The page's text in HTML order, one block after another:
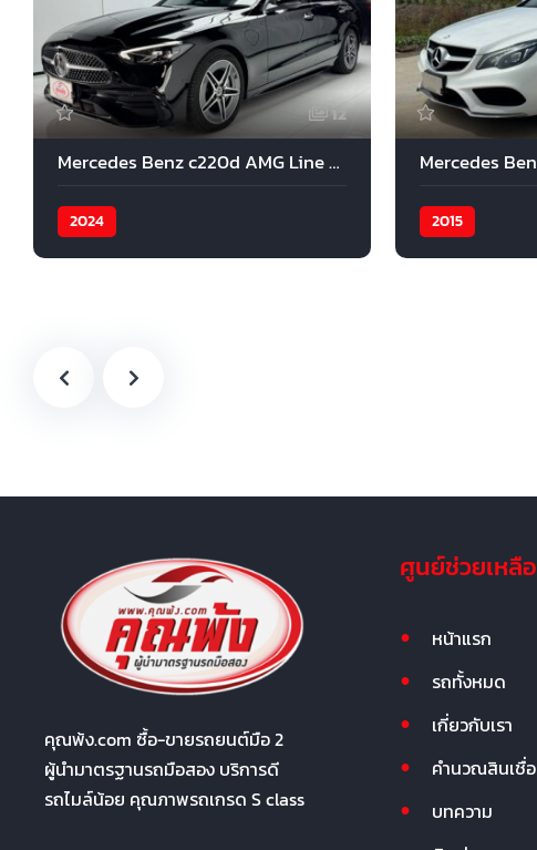
12
Mercedes Benz c220d AMG Line 2024
2024 2015
คุณพ้ง.com ซื้อ-ขายรถยนต์มือ 2
ผู้นำมาตรฐานรถมือสอง บริการดี
รถไมล์น้อย คุณภาพรถเกรด S class
ศูนย์ช่วยเหลือ
หน้าแรก
รถทั้งหมด
เกี่ยวกับเรา
คำนวณสินเชื่อ
บทความ